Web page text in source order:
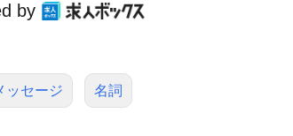
by
ッセージ 名詞